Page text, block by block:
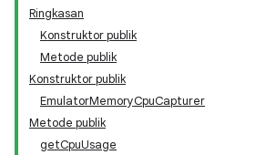
Ringkasan
Konstruktor publik
Metode publik
Konstruktor publik
EmulatorMemoryCpuCapturer
Metode publik
getCpuUsage